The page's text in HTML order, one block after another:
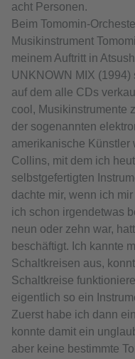
acht Personen.
Beim Tomomin-
Musikinstrument
meinem Auftritt in
UNKNOWN MIX (1994)
auf dem alle CDs
cool, Musikinstrumente
der sogenannten
amerikanische Künstler
Collins, mit dem ich
selbstgefertigten
dachte mir, wenn ich
ich schon irgendetwas
neun oder zehn war,
beschäftigt. Ich kannte
Schaltkreisen aus,
Schaltkreise
eigentlich so ein
Zuerst habe ich dann
konnte damit ein
aber keine bestimmte